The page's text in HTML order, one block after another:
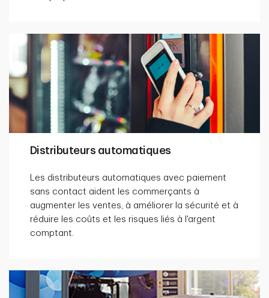
Distributeurs automatiques
Les distributeurs automatiques avec paiement
sans contact aident les commerçants à
augmenter les ventes, à améliorer la sécurité et à
réduire les coûts et les risques liés à l'argent
comptant.